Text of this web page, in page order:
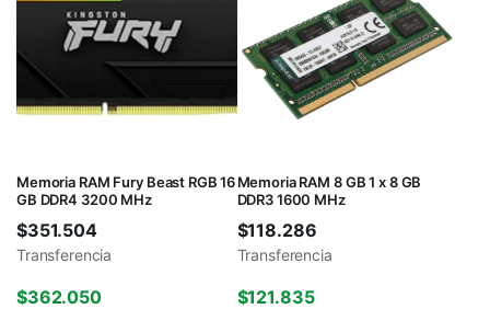
Memoria RAM Fury Beast RGB 16
GB DDR4 3200 MHz
$351.504
Transferencia
$362.050
Memoria RAM 8 GB 1 x 8 GB
DDR3 1600 MHz
$118.286
Transferencia
$121.835